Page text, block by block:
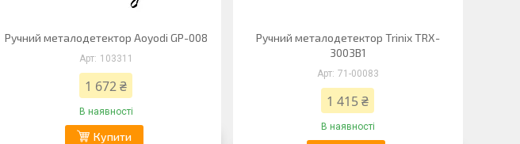
Ручний металодетектор Aoyodi GP-008
103311
1 672 ₴
В наявності
Купити
Ручний металодетектор Trinix TRX-
3003B1
71-00083
1 415 ₴
В наявності